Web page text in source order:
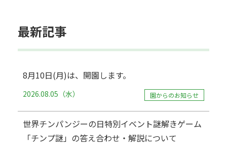
最新記事
8月10日(月)は、開園します。
2026.08.05（水） 園からのお知らせ
世界チンパンジーの日特別イベント謎解きゲーム
「チンプ謎」の答え合わせ・解説について